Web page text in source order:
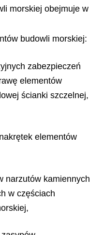
morskiej obejmuje w
budowli morskiej:
zabezpieczeń
elementów
ścianki szczelnej,
elementów
narzutów kamiennych
w częściach